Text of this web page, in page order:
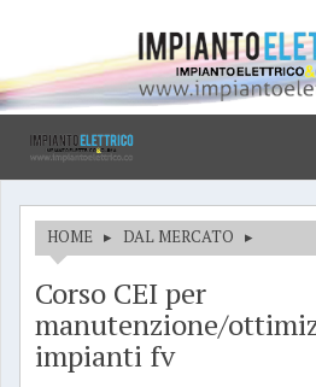
HOME ▸ DAL MERCATO ▸
Corso CEI per
manutenzione/
impianti fv